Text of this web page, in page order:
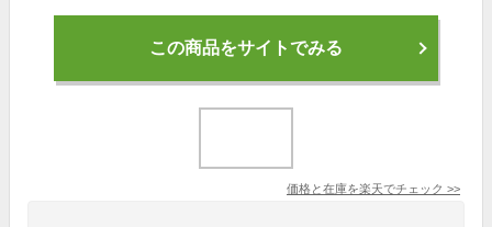
この商品をサイトでみる
価格と在庫を楽天でチェック >>